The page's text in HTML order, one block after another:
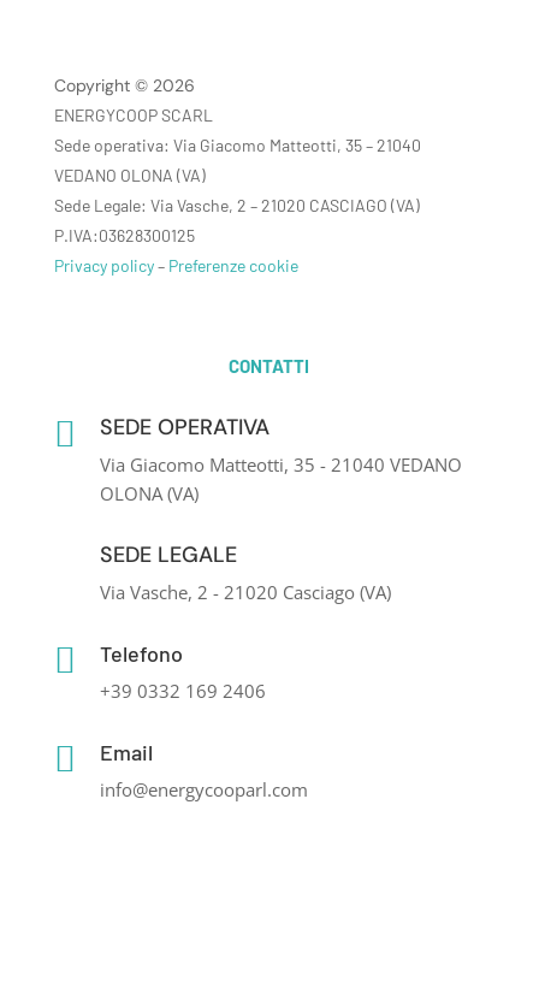
Copyright © 2026
ENERGYCOOP SCARL
Sede operativa: Via Giacomo Matteotti, 35 – 21040
VEDANO OLONA (VA)
Sede Legale: Via Vasche, 2 – 21020 CASCIAGO (VA)
P.IVA:03628300125
Privacy policy– Preferenze cookie
CONTATTI
 SEDE OPERATIVA
Via Giacomo Matteotti, 35 - 21040 VEDANO
OLONA (VA)
SEDE LEGALE
Via Vasche, 2 - 21020 Casciago (VA)
 Telefono
+39 0332 169 2406
 Email
info@energycooparl.com